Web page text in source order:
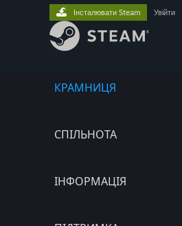
КРАМНИЦЯ
СПІЛЬНОТА
ІНФОРМАЦІЯ
Інсталювати Steam Увійти